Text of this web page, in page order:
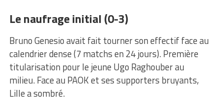
Le naufrage initial (0-3)
Bruno Genesio avait fait tourner son effectif face au
calendrier dense (7 matchs en 24 jours). Première
titularisation pour le jeune Ugo Raghouber au
milieu. Face au PAOK et ses supporters bruyants,
Lille a sombré.